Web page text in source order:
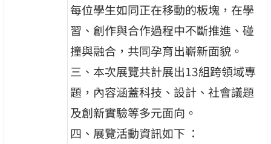
每位學生如同正在移動的板塊，在學
習、創作與合作過程中不斷推進、碰
撞與融合，共同孕育出嶄新面貌。
三、本次展覽共計展出13組跨領域專
題，內容涵蓋科技、設計、社會議題
及創新實驗等多元面向。
四、展覽活動資訊如下 ：